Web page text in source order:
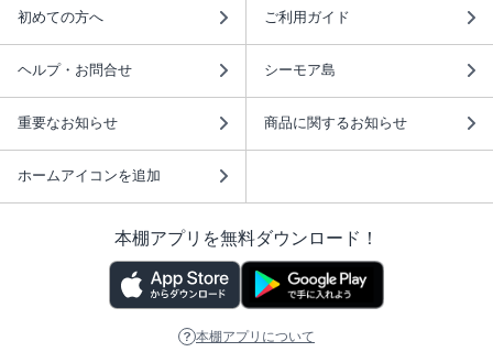
初めての方へ ご利用ガイド
ヘルプ・お問合せ シーモア島
重要なお知らせ 商品に関するお知らせ
ホームアイコンを追加
本棚アプリを無料ダウンロード！
本棚アプリについて